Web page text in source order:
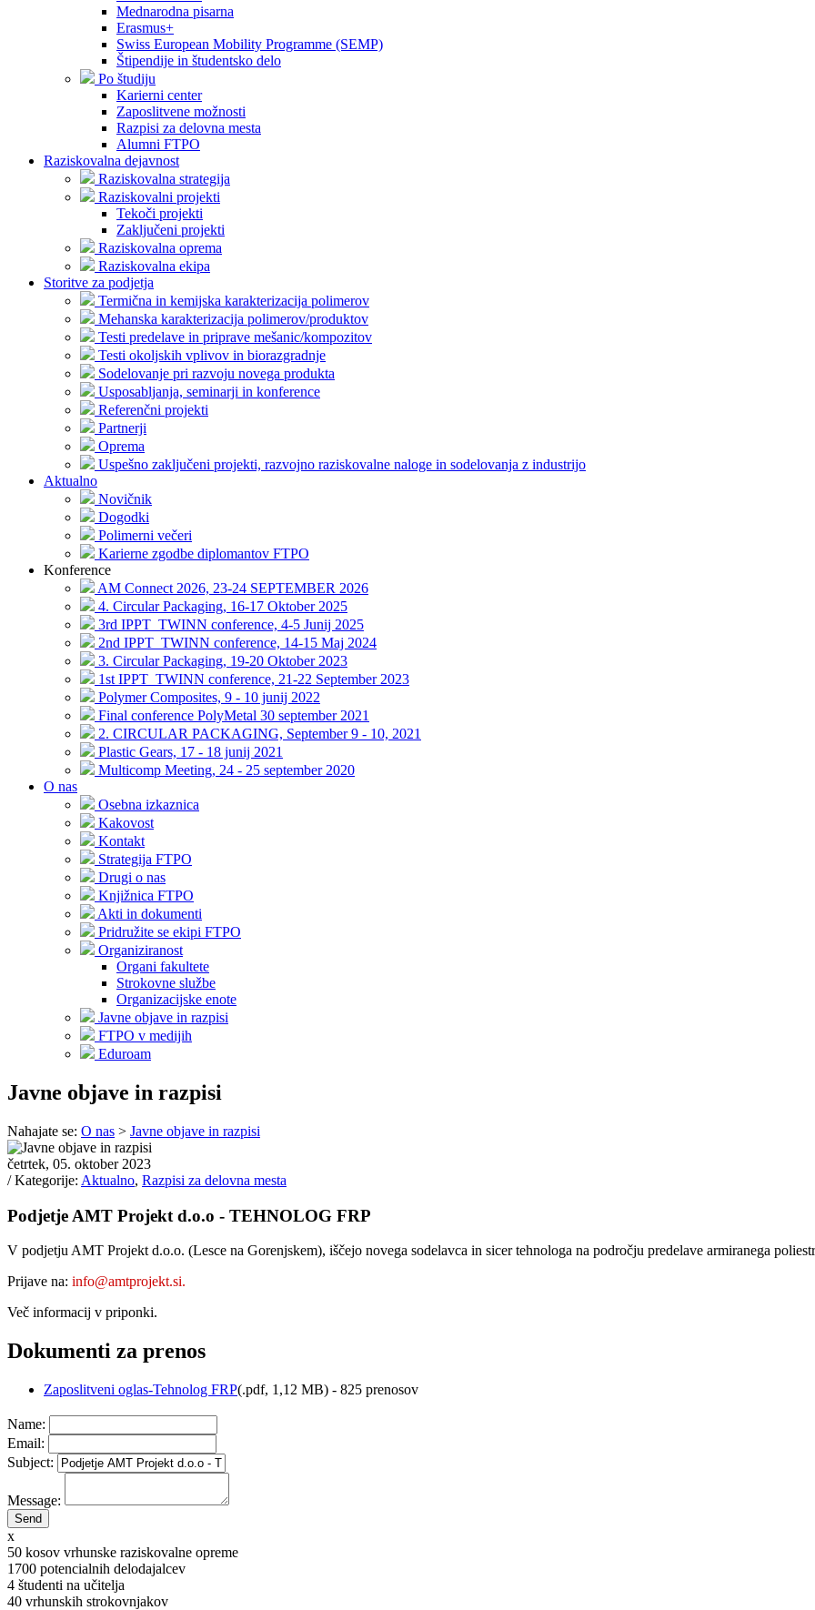
Mednarodna pisarna
Erasmus+
Swiss European Mobility Programme (SEMP)
Štipendije in študentsko delo
Po študiju
Karierni center
Zaposlitvene možnosti
Razpisi za delovna mesta
Alumni FTPO
Raziskovalna dejavnost
Raziskovalna strategija
Raziskovalni projekti
Tekoči projekti
Zaključeni projekti
Raziskovalna oprema
Raziskovalna ekipa
Storitve za podjetja
Termična in kemijska karakterizacija polimerov
Mehanska karakterizacija polimerov/produktov
Testi predelave in priprave mešanic/kompozitov
Testi okoljskih vplivov in biorazgradnje
Sodelovanje pri razvoju novega produkta
Usposabljanja, seminarji in konference
Referenčni projekti
Partnerji
Oprema
Uspešno zaključeni projekti, razvojno raziskovalne naloge in sodelovanja z industrijo
Aktualno
Novičnik
Dogodki
Polimerni večeri
Karierne zgodbe diplomantov FTPO
Konference
AM Connect 2026, 23-24 SEPTEMBER 2026
4. Circular Packaging, 16-17 Oktober 2025
3rd IPPT_TWINN conference, 4-5 Junij 2025
2nd IPPT_TWINN conference, 14-15 Maj 2024
3. Circular Packaging, 19-20 Oktober 2023
1st IPPT_TWINN conference, 21-22 September 2023
Polymer Composites, 9 - 10 junij 2022
Final conference PolyMetal 30 september 2021
2. CIRCULAR PACKAGING, September 9 - 10, 2021
Plastic Gears, 17 - 18 junij 2021
Multicomp Meeting, 24 - 25 september 2020
O nas
Osebna izkaznica
Kakovost
Kontakt
Strategija FTPO
Drugi o nas
Knjižnica FTPO
Akti in dokumenti
Pridružite se ekipi FTPO
Organiziranost
Organi fakultete
Strokovne službe
Organizacijske enote
Javne objave in razpisi
FTPO v medijih
Eduroam
Javne objave in razpisi
Nahajate se: O nas > Javne objave in razpisi
četrtek, 05. oktober 2023
/ Kategorije: Aktualno, Razpisi za delovna mesta
Podjetje AMT Projekt d.o.o - TEHNOLOG FRP
V podjetju AMT Projekt d.o.o. (Lesce na Gorenjskem), iščejo novega sodelavca in sicer tehnologa na področju predelave armiranega
Prijave na: info@amtprojekt.si.
Več informacij v priponki.
Dokumenti za prenos
Zaposlitveni oglas-Tehnolog FRP(.pdf, 1,12 MB) - 825 prenosov
Name:
Email:
Subject:
Message:
x
50 kosov vrhunske raziskovalne opreme
1700 potencialnih delodajalcev
4 študenti na učitelja
40 vrhunskih strokovnjakov